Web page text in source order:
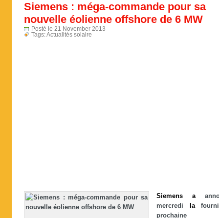
Siemens : méga-commande pour sa
nouvelle éolienne offshore de 6 MW
Posté le 21 November 2013
Tags:Actualités solaire
Siemens a
mercredi
la